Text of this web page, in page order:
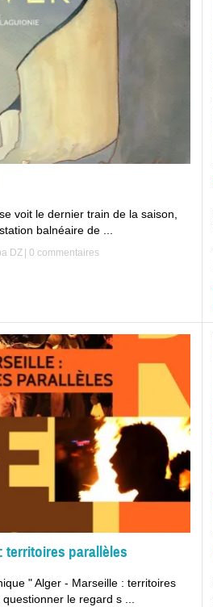
voit le dernier train de la saison,
balnéaire de ...
DZ | 0 commentaires
territoires parallèles
" Alger - Marseille : territoires
le regard s ...